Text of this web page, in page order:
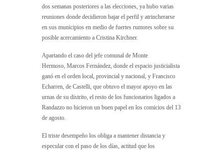
dos semanas posteriores a las elecciones, ya hubo varias
reuniones donde decidieron bajar el perfil y atrincherarse
en sus municipios en medio de fuertes rumores sobre su
posible acercamiento a Cristina Kirchner.
Apartando el caso del jefe comunal de Monte
Hermoso, Marcos Fernández, donde el espacio justicialista
ganó en el orden local, provincial y nacional, y Francisco
Echarren, de Castelli, que obtuvo el mayor apoyo en las
urnas de su distrito, el resto de los funcionarios ligados a
Randazzo no hicieron un buen papel en los comicios del 13
de agosto.
El triste desempeño los obliga a mantener distancia y
especular con el paso de los días, actitud que los